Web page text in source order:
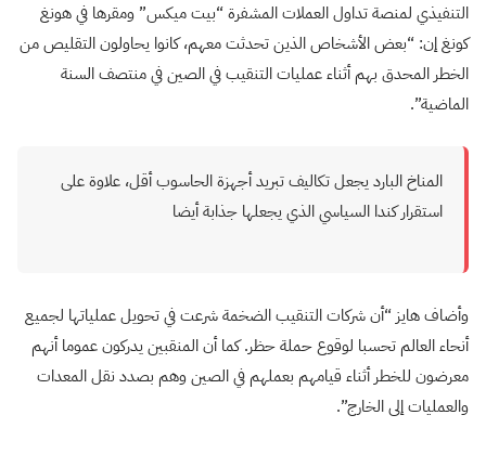
التنفيذي لمنصة تداول العملات المشفرة “بيت ميكس” ومقرها في هونغ
كونغ إن: “بعض الأشخاص الذين تحدثت معهم، كانوا يحاولون التقليص من
الخطر المحدق بهم أثناء عمليات التنقيب في الصين في منتصف السنة
الماضية”.
المناخ البارد يجعل تكاليف تبريد أجهزة الحاسوب أقل، علاوة على
استقرار كندا السياسي الذي يجعلها جذابة أيضا
وأضاف هايز “أن شركات التنقيب الضخمة شرعت في تحويل عملياتها لجميع
أنحاء العالم تحسبا لوقوع حملة حظر. كما أن المنقبين يدركون عموما أنهم
معرضون للخطر أثناء قيامهم بعملهم في الصين وهم بصدد نقل المعدات
والعمليات إلى الخارج”.